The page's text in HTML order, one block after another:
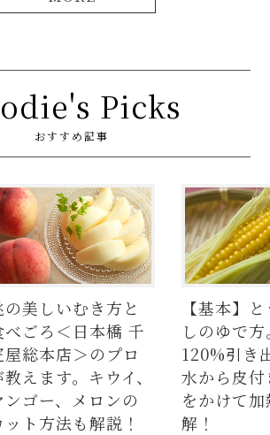
Picks
おすすめ記事
しいむき方と
ろ＜日本橋 千
本店＞のプロ
ます。キウイ、
ー、メロンの
方法も解説！
【基本】とう
しのゆで方。
120%引き出す
水から皮付き
をかけて加熱
解！